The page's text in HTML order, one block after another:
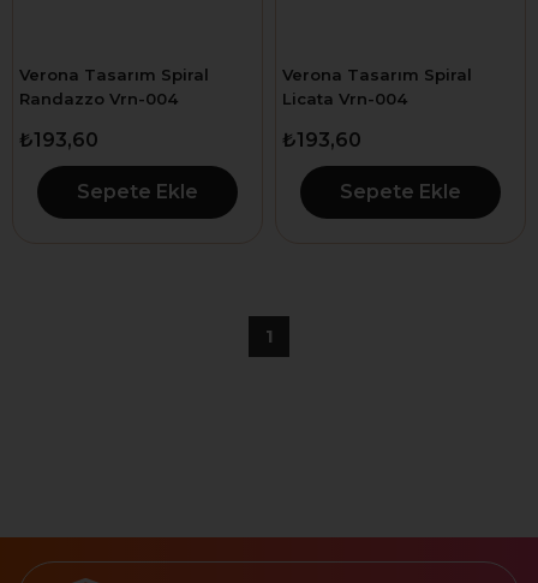
Verona Tasarım Spiral
Randazzo Vrn-004
₺193,60
Sepete Ekle
Verona Tasarım Spiral
Licata Vrn-004
₺193,60
Sepete Ekle
1